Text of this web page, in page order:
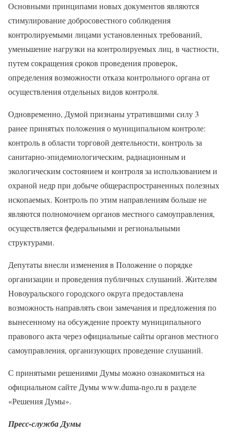
Основными принципами новых документов являются
стимулирование добросовестного соблюдения
контролируемыми лицами установленных требований,
уменьшение нагрузки на контролируемых лиц, в частности,
путем сокращения сроков проведения проверок,
определения возможности отказа контрольного органа от
осуществления отдельных видов контроля.
Одновременно, Думой признаны утратившими силу 3
ранее принятых положения о муниципальном контроле:
контроль в области торговой деятельности, контроль за
санитарно-эпидемиологическим, радиационным и
экологическим состоянием и контроля за использованием и
охраной недр при добыче общераспространенных полезных
ископаемых. Контроль по этим направлениям больше не
являются полномочием органов местного самоуправления,
осуществляется федеральными и региональными
структурами.
Депутаты внесли изменения в Положение о порядке
организации и проведения публичных слушаний. Жителям
Новоуральского городского округа предоставлена
возможность направлять свои замечания и предложения по
вынесенному на обсуждение проекту муниципального
правового акта через официальные сайты органов местного
самоуправления, организующих проведение слушаний.
С принятыми решениями Думы можно ознакомиться на
официальном сайте Думы www.duma-ngo.ru в разделе
«Решения Думы».
Пресс-служба Думы